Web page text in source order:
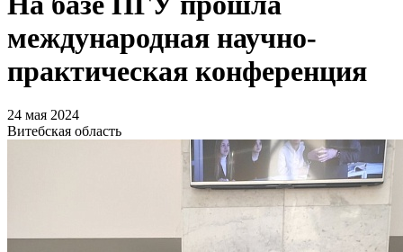
международная научно-
практическая конференция
24 мая 2024
Витебская область